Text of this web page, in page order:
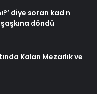
diye soran kadın
döndü
Kalan Mezarlık ve